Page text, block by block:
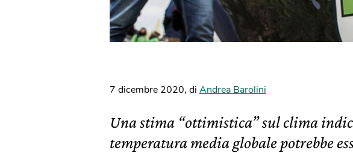
7 dicembre 2020, di Andrea Barolini
Una stima “ottimistica” sul clima
temperatura media globale potrebbe